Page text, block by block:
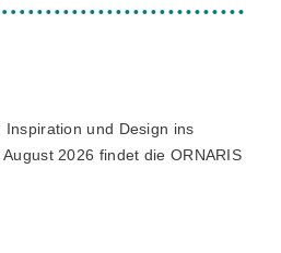
Inspiration und Design ins
2026 findet die ORNARIS